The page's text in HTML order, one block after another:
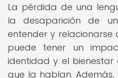
La pérdida de una
la desaparición de
entender y relacionarse
puede tener un
identidad y el
que la hablan.